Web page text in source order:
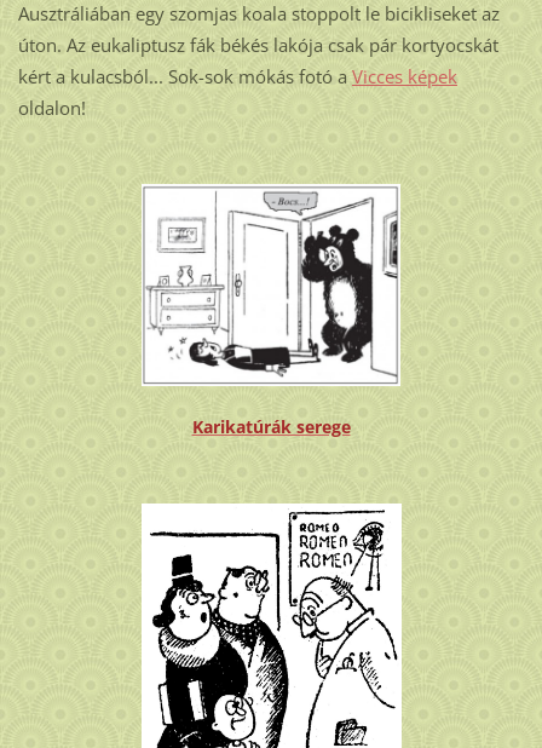
Ausztráliában egy szomjas koala stoppolt le bicikliseket az
úton. Az eukaliptusz fák békés lakója csak pár kortyocskát
kért a kulacsból... Sok-sok mókás fotó a Vicces képek
oldalon!
Karikatúrák serege